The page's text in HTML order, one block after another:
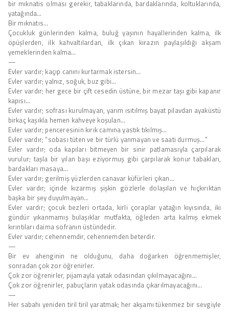
bir mıknatıs olması gerekir, tabaklarında, bardaklarında, koltuklarında,
yatağında…
Bir mıknatıs…
Çocukluk günlerinden kalma, buluğ yaşının hayallerinden kalma, ilk
öpüşlerden, ilk kahvaltılardan, ilk çıkan kirazın paylaşıldığı akşam
yemeklerinden kalma…
—
Evler vardır; kaçıp canını kurtarmak istersin…
Evler vardır; yalnız, soğuk, buz gibi…
Evler vardır; her gece bir çift cesedin üstüne, bir mezar taşı gibi kapanır
kapısı…
Evler vardır; sofrası kurulmayan, yarım ısıtılmış bayat pilavdan ayaküstü
birkaç kaşıkla hemen kahveye koşulan…
Evler vardır; penceresinin kırık camına yastık tıkılmış…
Evler vardır; “sobası tüten ve bir türlü yanmayan ve saati durmuş…”
Evler vardır; oda kapıları bitmeyen bir sinir patlamasıyla çarpılarak
vurulur; taşla bir yılan başı eziyormuş gibi çarpılarak konur tabakları,
bardakları masaya…
Evler vardır; gerilmiş yüzlerden canavar küfürleri çıkan…
Evler vardır; içinde kızarmış şişkin gözlerle dolaşılan ve hıçkırıktan
başka bir şey duyulmayan…
Evler vardır; çocuk bezleri ortada, kirli çoraplar yatağın kıyısında, iki
gündür yıkanmamış bulaşıklar mutfakta, öğleden arta kalmış ekmek
kırıntıları daima sofranın üstündedir.
Evler vardır; cehennemdir, cehennemden beterdir.
—
Bir ev ahenginin ne olduğunu, daha doğarken öğrenmemişler,
sonradan çok zor öğrenirler.
Çok zor öğrenirler, pijamayla yatak odasından çıkılmayacağını…
Çok zor öğrenirler, pabuçların yatak odasında çıkarılmayacağını…
—
Her sabahı yeniden tiril tiril yaratmak; her akşamı tükenmez bir sevgiyle